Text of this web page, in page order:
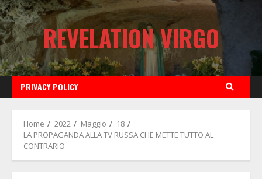
Skip
to
content
REVELATION VIRGO
PRIVACY POLICY
Home 2022 Maggio
18
LA PROPAGANDA ALLA TV RUSSA CHE METTE TUTTO AL
CONTRARIO